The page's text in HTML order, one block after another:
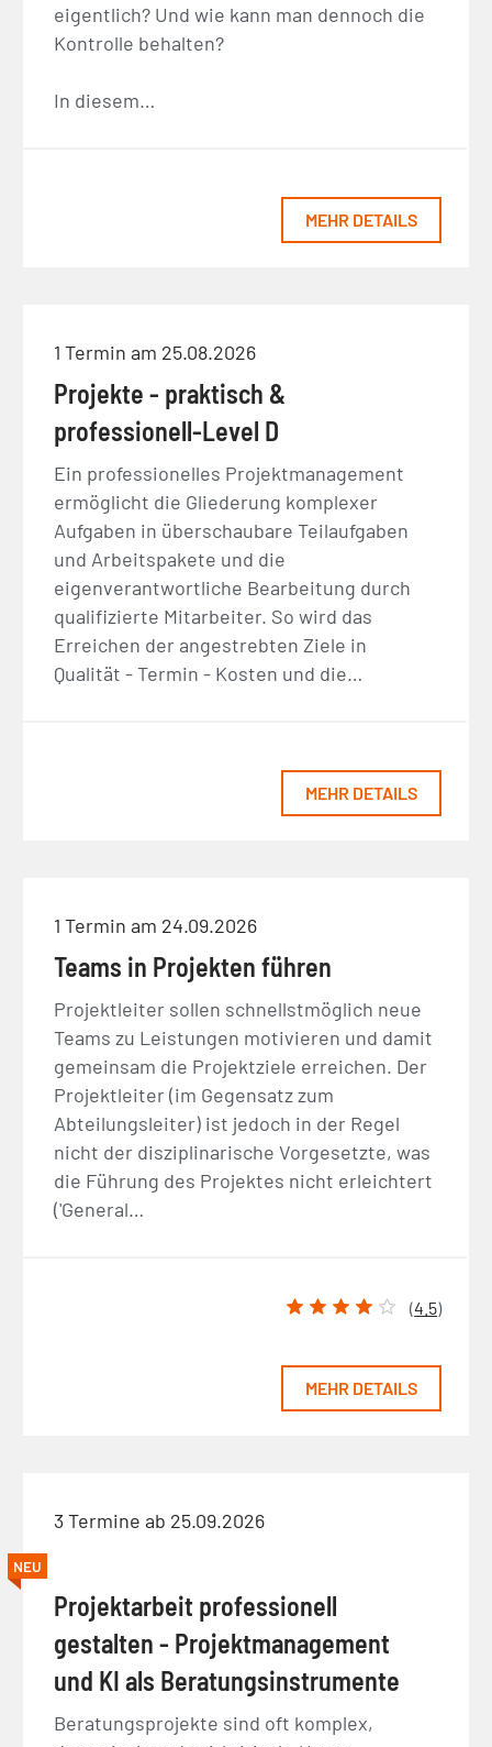
eigentlich? Und wie kann man dennoch die
Kontrolle behalten?
In diesem…
MEHR DETAILS
1 Termin am 25.08.2026
Projekte - praktisch &
professionell-Level D
Ein professionelles Projektmanagement
ermöglicht die Gliederung komplexer
Aufgaben in überschaubare Teilaufgaben
und Arbeitspakete und die
eigenverantwortliche Bearbeitung durch
qualifizierte Mitarbeiter. So wird das
Erreichen der angestrebten Ziele in
Qualität - Termin - Kosten und die…
MEHR DETAILS
1 Termin am 24.09.2026
Teams in Projekten führen
Projektleiter sollen schnellstmöglich neue
Teams zu Leistungen motivieren und damit
gemeinsam die Projektziele erreichen. Der
Projektleiter (im Gegensatz zum
Abteilungsleiter) ist jedoch in der Regel
nicht der disziplinarische Vorgesetzte, was
die Führung des Projektes nicht erleichtert
('General…
(4.5)
MEHR DETAILS
3 Termine ab 25.09.2026
NEU
Projektarbeit professionell
gestalten - Projektmanagement
und KI als Beratungsinstrumente
Beratungsprojekte sind oft komplex,